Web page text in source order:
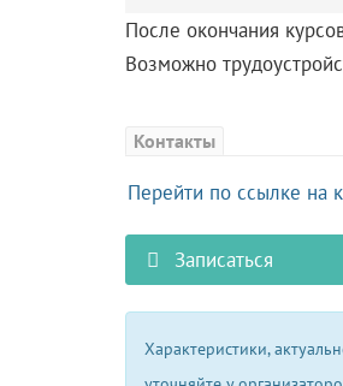
После окончания
Возможно
Контакты
Перейти по ссылке на
Записаться
Характеристики,